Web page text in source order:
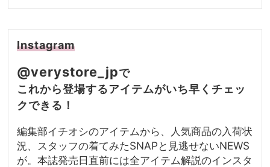
Instagram
@verystore_jpで
これから登場するアイテムがいち早くチェッ
クできる！
編集部イチオシのアイテムから、人気商品の入荷状
況、スタッフの着てみたSNAPと見逃せないNEWS
が。本誌発売日直前には全アイテム解説のインスタ